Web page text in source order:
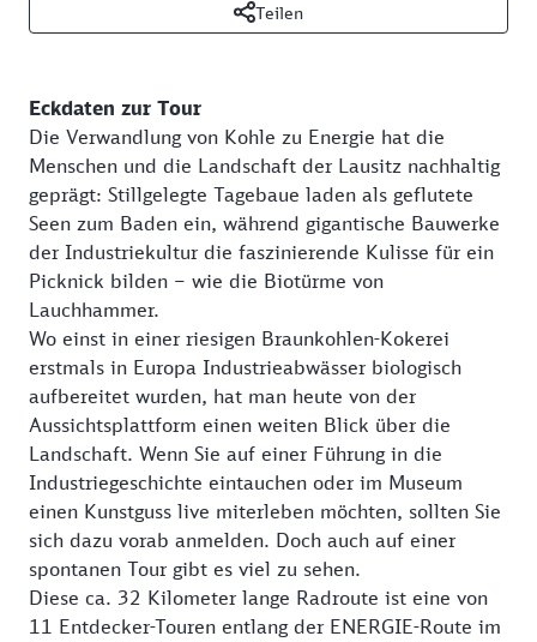
Teilen
Eckdaten zur Tour
Die Verwandlung von Kohle zu Energie hat die
Menschen und die Landschaft der Lausitz nachhaltig
geprägt: Stillgelegte Tagebaue laden als geflutete
Seen zum Baden ein, während gigantische Bauwerke
der Industriekultur die faszinierende Kulisse für ein
Picknick bilden – wie die Biotürme von
Lauchhammer.
Wo einst in einer riesigen Braunkohlen-Kokerei
erstmals in Europa Industrieabwässer biologisch
aufbereitet wurden, hat man heute von der
Aussichtsplattform einen weiten Blick über die
Landschaft. Wenn Sie auf einer Führung in die
Industriegeschichte eintauchen oder im Museum
einen Kunstguss live miterleben möchten, sollten Sie
sich dazu vorab anmelden. Doch auch auf einer
spontanen Tour gibt es viel zu sehen.
Diese ca. 32 Kilometer lange Radroute ist eine von
11 Entdecker-Touren entlang der ENERGIE-Route im